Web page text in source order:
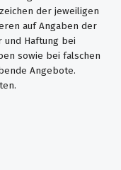
der jeweiligen
auf Angaben der
Haftung bei
sowie bei falschen
Angebote.